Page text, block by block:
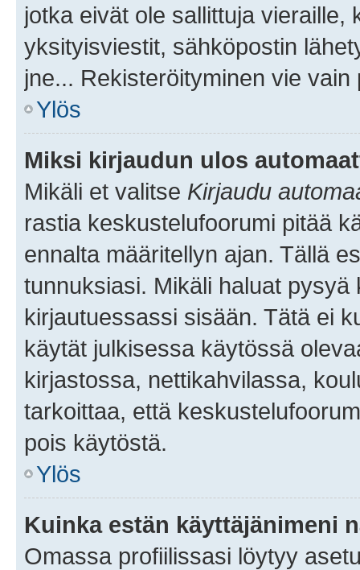
jotka eivät ole sallittuja vieraille,
yksityisviestit, sähköpostin
jne... Rekisteröityminen vie
Ylös
Miksi kirjaudun ulos
Mikäli et valitse Kirjaudu
rastia keskustelufoorumi pitää
ennalta määritellyn ajan. Tällä
tunnuksiasi. Mikäli haluat
kirjautuessassi sisään. Tätä ei
käytät julkisessa käytössä
kirjastossa, nettikahvilassa,
tarkoittaa, että
pois käytöstä.
Ylös
Kuinka estän käyttäjänimeni
Omassa profiilissasi löytyy